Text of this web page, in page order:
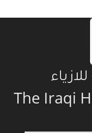
The Iraqi